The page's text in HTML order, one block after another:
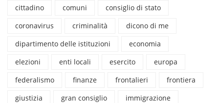
cittadino comuni
consiglio di stato
coronavirus
criminalità
dicono di me
dipartimento delle istituzioni
economia
elezioni
enti locali esercito
europa
federalismo
finanze frontalieri
frontiera
giustizia
gran consiglio
immigrazione